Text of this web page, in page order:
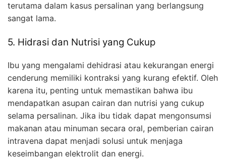
terutama dalam kasus persalinan yang berlangsung
sangat lama.
5. Hidrasi dan Nutrisi yang Cukup
Ibu yang mengalami dehidrasi atau kekurangan energi
cenderung memiliki kontraksi yang kurang efektif. Oleh
karena itu, penting untuk memastikan bahwa ibu
mendapatkan asupan cairan dan nutrisi yang cukup
selama persalinan. Jika ibu tidak dapat mengonsumsi
makanan atau minuman secara oral, pemberian cairan
intravena dapat menjadi solusi untuk menjaga
keseimbangan elektrolit dan energi.